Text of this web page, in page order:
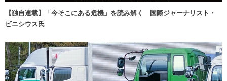
【独自連載】「今そこにある危機」を読み解く 国際ジャーナリスト・
ビニシウス氏